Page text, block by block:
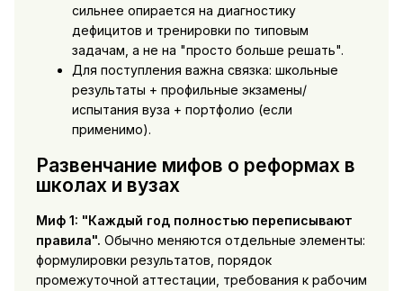
сильнее опирается на диагностику
дефицитов и тренировки по типовым
задачам, а не на "просто больше решать".
Для поступления важна связка: школьные
результаты + профильные экзамены/
испытания вуза + портфолио (если
применимо).
Развенчание мифов о реформах в
школах и вузах
Миф 1: "Каждый год полностью переписывают
правила". Обычно меняются отдельные элементы:
формулировки результатов, порядок
промежуточной аттестации, требования к рабочим